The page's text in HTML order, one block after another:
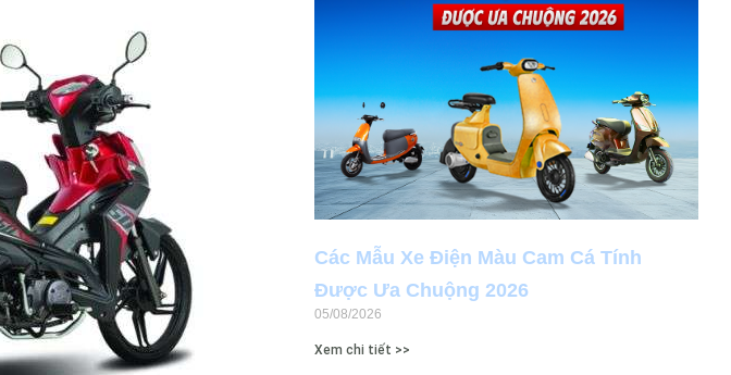
Các Mẫu Xe Điện Màu Cam Cá Tính
Được Ưa Chuộng 2026
05/08/2026
Xem chi tiết >>